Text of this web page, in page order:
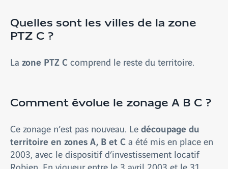
Quelles sont les villes de la zone
PTZ C ?
La zone PTZ Ccomprend le reste du territoire.
Comment évolue le zonage A B C ?
Ce zonage n’est pas nouveau. Ledécoupage du
territoire en zones A, B et Ca été mis en place en
2003, avec le dispositif d’investissement locatif